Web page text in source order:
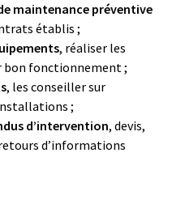
maintenance préventive
établis ;
, réaliser les
bon fonctionnement ;
, les conseiller sur
;
d’intervention, devis,
d’informations